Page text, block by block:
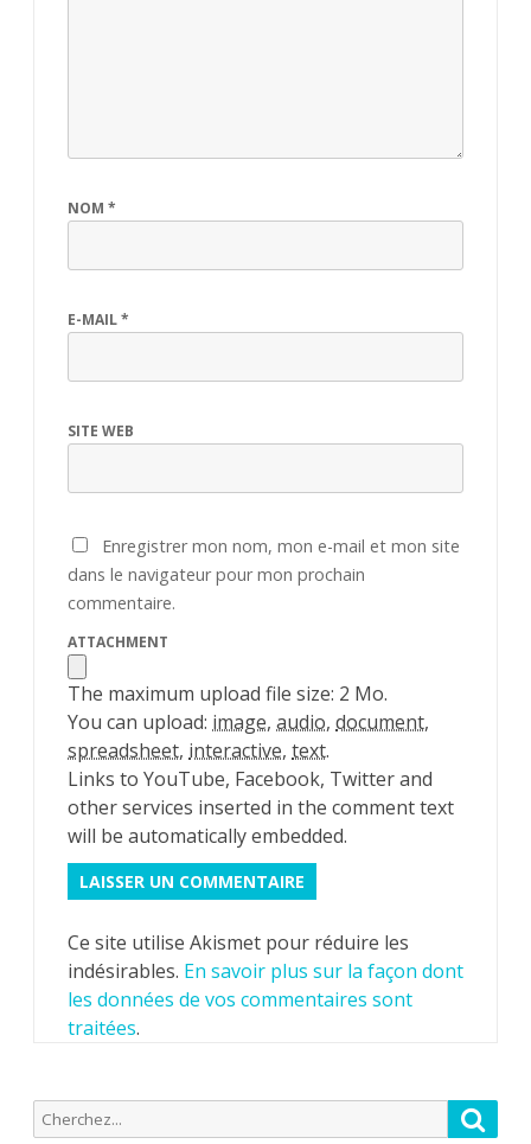
NOM *
E-MAIL*
SITE WEB
Enregistrer mon nom, mon e-mail et mon site
dans le navigateur pour mon prochain
commentaire.
ATTACHMENT
The maximum upload file size: 2 Mo.
You can upload: image, audio, document,
spreadsheet, interactive, text.
Links to YouTube, Facebook, Twitter and
other services inserted in the comment text
will be automatically embedded.
Ce site utilise Akismet pour réduire les
indésirables. En savoir plus sur la façon dont
les données de vos commentaires sont
traitées.
Recherche